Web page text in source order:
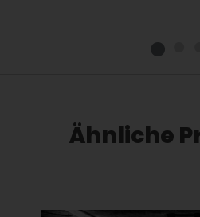
Ähnliche
Dieses Produkt weist mehrere Varianten auf. Die